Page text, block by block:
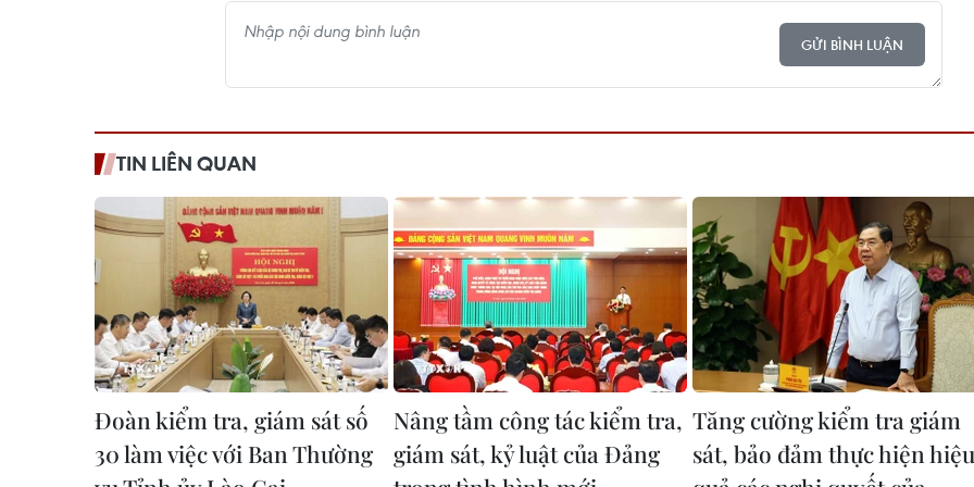
GỬI BÌNH LUẬN
TIN LIÊN QUAN
Đoàn kiểm tra, giám sát số
30 làm việc với Ban Thường
Nâng tầm công tác kiểm tra,
giám sát, kỷ luật của Đảng
Tăng cường kiểm tra giám
sát, bảo đảm thực hiện hiệu